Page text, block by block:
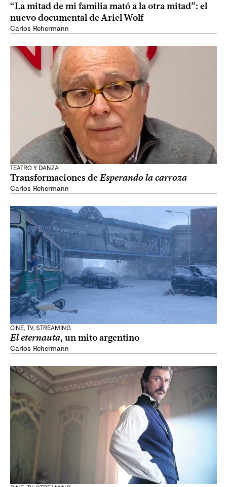
“La mitad de mi familia mató a la otra mitad”: el
nuevo documental de Ariel Wolf
Carlos Rehermann
TEATRO Y DANZA
Transformaciones deEsperando la carroza
Carlos Rehermann
CINE, TV, STREAMING
El eternauta, un mito argentino
Carlos Rehermann